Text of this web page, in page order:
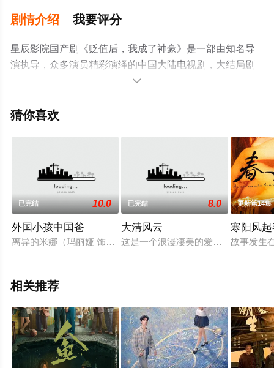
剧情介绍 我要评分
星辰影院国产剧《贬值后，我成了神豪》是一部由知名导
演执导，众多演员精彩演绎的中国大陆电视剧，大结局剧
情已揭晓（全2集），手机免费观看高清未删减完整版电视
情信息可移步至豆瓣电视剧、电视猫或剧情网等平台了

猜你喜欢
已完结 10.0
外国小孩中国爸
离异的米娜（玛丽娅 饰）因厨缘爱上了中国厨师马大航（周小
已完结 8.0
大清风云
这是一个浪漫凄美的爱情故事，也是
更新第14集
寒阳风
故事发生
相关推荐